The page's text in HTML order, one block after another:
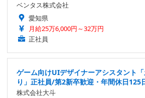
ベンタス株式会社
愛知県
月給25万6,000円～32万円
正社員
ゲーム向けUIデザイナーアシスタント
り」正社員/第2新卒歓迎・年間休日125
株式会社大斗